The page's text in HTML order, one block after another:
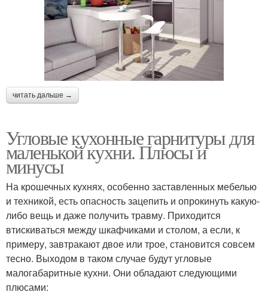
читать дальше →
Угловые кухонные гарнитуры для
маленькой кухни. Плюсы и
минусы
На крошечных кухнях, особенно заставленных мебелью
и техникой, есть опасность зацепить и опрокинуть какую-
либо вещь и даже получить травму. Приходится
втискиваться между шкафчиками и столом, а если, к
примеру, завтракают двое или трое, становится совсем
тесно. Выходом в таком случае будут угловые
малогабаритные кухни. Они обладают следующими
плюсами: